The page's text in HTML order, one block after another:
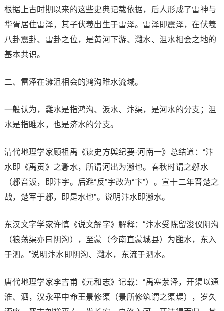
根据上古时期以来的这些史典记载依据，后人形成了雷神与
华胥居住雷泽，其子伏羲出生于雷泽。雷泽即震泽，在伏羲
八卦震卦、雷卦之位，是黄河下游、灉水、沮水相会之地的
基本共识。
二、雷泽在澭沮相会的鸿沟睢水流域。
一般认为，灉水是指鸿沟、汳水、汴渠，是河水的分支；沮
水是指睢水，也是济水的分支。
清代地理学家顾祖禹《读史方舆纪要·河南一》总结道：“汴
水即《禹贡》之灉水，所谓河出为灉也。春秋时谓之邲水
（邲音汳，即汴字。后避“反”字改为“卞”）。宣十二年晋楚之
战，楚军于邲，即是水也”。说明汴水即灉水。
东汉文字学家许慎《说文解字》解释：“汴水受陈留浚仪阴沟
（狼荡渠亦曰阴沟），至蒙（今南直蒙城县）为雝水，东入
于泗。”说明汴水即阴沟、灉水，东流于泗水。
唐代地理学家李吉甫《元和志》记载：“禹塞荥泽，开渠以通
淮、泗，汉永平中命王景修渠（景所修筑谓之渠堤），岁久